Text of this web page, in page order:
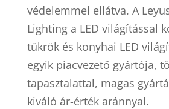
védelemmel ellátva. A
Lighting a LED világítással
tükrök és konyhai LED
egyik piacvezető gyártója,
tapasztalattal, magas
kiváló ár-érték aránnyal.